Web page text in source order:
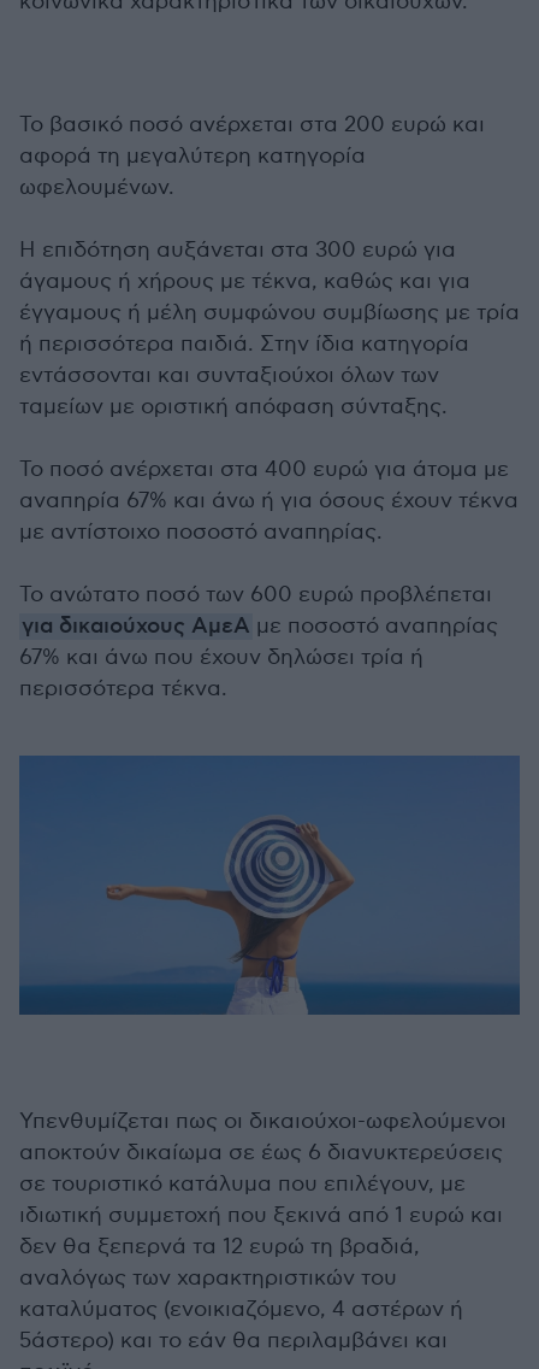
Το βασικό ποσό ανέρχεται στα 200 ευρώ και
αφορά τη μεγαλύτερη κατηγορία
ωφελουμένων.
Η επιδότηση αυξάνεται στα 300 ευρώ για
άγαμους ή χήρους με τέκνα, καθώς και για
έγγαμους ή μέλη συμφώνου συμβίωσης με τρία
ή περισσότερα παιδιά. Στην ίδια κατηγορία
εντάσσονται και συνταξιούχοι όλων των
ταμείων με οριστική απόφαση σύνταξης.
Το ποσό ανέρχεται στα 400 ευρώ για άτομα με
αναπηρία 67% και άνω ή για όσους έχουν τέκνα
με αντίστοιχο ποσοστό αναπηρίας.
Το ανώτατο ποσό των 600 ευρώ προβλέπεται
για δικαιούχους ΑμεΑ με ποσοστό αναπηρίας
67% και άνω που έχουν δηλώσει τρία ή
περισσότερα τέκνα.
Υπενθυμίζεται πως οι δικαιούχοι-ωφελούμενοι
αποκτούν δικαίωμα σε έως 6 διανυκτερεύσεις
σε τουριστικό κατάλυμα που επιλέγουν, με
ιδιωτική συμμετοχή που ξεκινά από 1 ευρώ και
δεν θα ξεπερνά τα 12 ευρώ τη βραδιά,
αναλόγως των χαρακτηριστικών του
καταλύματος (ενοικιαζόμενο, 4 αστέρων ή
5άστερο) και το εάν θα περιλαμβάνει και